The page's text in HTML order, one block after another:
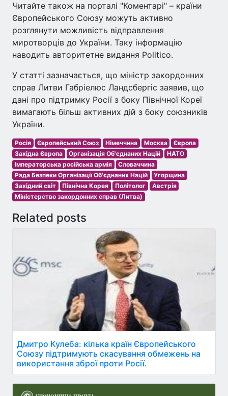
Читайте також на порталі "Коментарі" – країни
Європейського Союзу можуть активно
розглянути можливість відправлення
миротворців до України. Таку інформацію
наводить авторитетне видання Politico.
У статті зазначається, що міністр закордонних
справ Литви Габріелюс Ландсбергіс заявив, що
дані про підтримку Росії з боку Північної Кореї
вимагають більш активних дій з боку союзників
України.
Росія Європейський Союз Німеччина Москва
Європа
Західна Європа
Організація Об'єднаних Націй
НАТО
Імператорська російська армія
Словаччина
Рада Безпеки Організації Об'єднаних Націй
Угорщина
Західний світ
Північна Корея Політолог
Австрія
Міністерство закордонних справ (Литва)
Related posts
Дмитро Кулеба: кілька країн Європейського
Союзу підтримують скасування обмежень на
використання зброї проти Росії.